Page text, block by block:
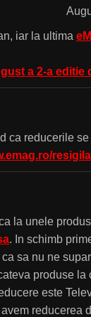
iar la ultima
a 2-a editie
ca reducerile
la unele
. In schimb
ca sa nu ne
produse la
este
reducerea